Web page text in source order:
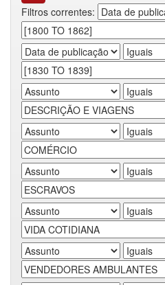
Filtros correntes: